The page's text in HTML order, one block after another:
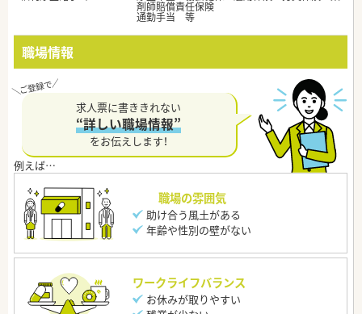
剤師賠償責任保険
通勤手当 等
職場情報
求人票に書ききれない
“詳しい職場情報”
をお伝えします！
職場の雰囲気
助け合う風土がある
年齢や性別の壁がない
ワークライフバランス
お休みが取りやすい